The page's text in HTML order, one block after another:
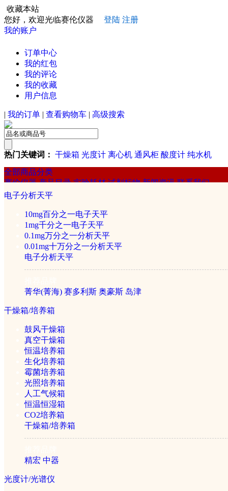
收藏本站
您好，欢迎光临赛伦仪器
登陆 注册
我的账户
订单中心
我的红包
我的评论
我的收藏
用户信息
| 我的订单 | 查看购物车 | 高级搜索
热门关键词： 干燥箱 光度计 离心机 通风柜 酸度计 纯水机
全部商品分类
电子分析天平
10mg百分之一电子天平
1mg千分之一电子天平
0.1mg万分之一分析天平
0.01mg十万分之一分析天平
电子分析天平
菁华(菁海) 赛多利斯 奥豪斯 岛津
干燥箱/培养箱
鼓风干燥箱
真空干燥箱
恒温培养箱
生化培养箱
霉菌培养箱
光照培养箱
人工气候箱
恒温恒湿箱
CO2培养箱
干燥箱/培养箱
精宏 中器
光度计/光谱仪
赛伦仪器产品目录 实验耗材 试剂标物 新闻资讯 联系我们
常规实验仪器
加热/恒温设备
马弗炉/电阻炉
电热板/电热套
水浴/水槽
低温恒温槽
油浴油槽
金属浴
清洗/消毒设备